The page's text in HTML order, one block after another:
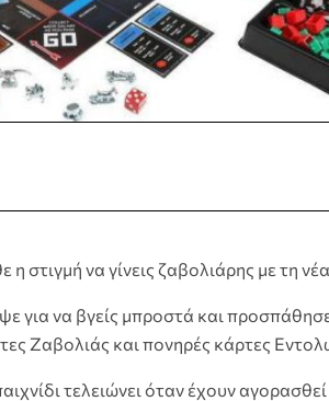
η στιγμή να γίνεις ζαβολιάρης με τη
για να βγείς μπροστά και
Ζαβολιάς και πονηρές κάρτες
τελειώνει όταν έχουν